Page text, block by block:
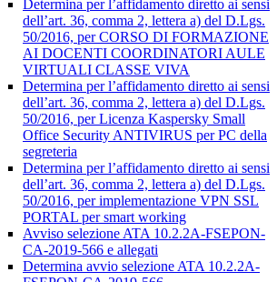
Determina per l’affidamento diretto ai sensi
dell’art. 36, comma 2, lettera a) del D.Lgs.
50/2016, per CORSO DI FORMAZIONE
AI DOCENTI COORDINATORI AULE
VIRTUALI CLASSE VIVA
Determina per l’affidamento diretto ai sensi
dell’art. 36, comma 2, lettera a) del D.Lgs.
50/2016, per Licenza Kaspersky Small
Office Security ANTIVIRUS per PC della
segreteria
Determina per l’affidamento diretto ai sensi
dell’art. 36, comma 2, lettera a) del D.Lgs.
50/2016, per implementazione VPN SSL
PORTAL per smart working
Avviso selezione ATA 10.2.2A-FSEPON-
CA-2019-566 e allegati
Determina avvio selezione ATA 10.2.2A-